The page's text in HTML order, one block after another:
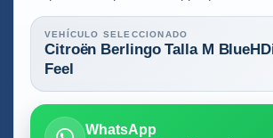
VEHÍCULO SELECCIONADO
Citroën Berlingo Talla M
Feel
WhatsApp